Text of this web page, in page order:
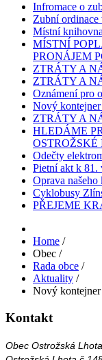
Infromace o
Zubní ordinace
Místní
MÍSTNÍ
PRONÁJEM
ZTRÁTY A
ZTRÁTY A
Oznámení pro
Nový kontejner
ZTRÁTY A
HLEDÁME
OSTROŽSKÉ
Odečty
Pietní akt k 81.
Oprava našeho
Cyklobusy
PŘEJEME
Home /
Obec /
Rada obce /
Aktuality /
Nový kontejner
Kontakt
Obec Ostrožská Lhota